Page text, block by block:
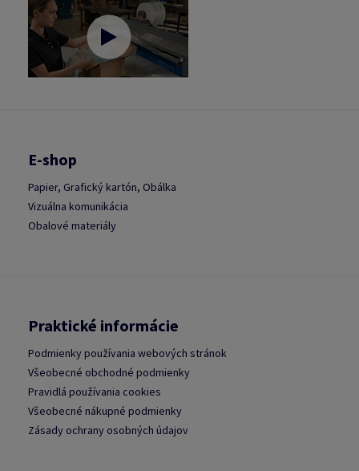
E-shop
Papier, Grafický kartón, Obálka
Vizuálna komunikácia
Obalové materiály
Praktické informácie
Podmienky používania webových stránok
Všeobecné obchodné podmienky
Pravidlá používania cookies
Všeobecné nákupné podmienky
Zásady ochrany osobných údajov